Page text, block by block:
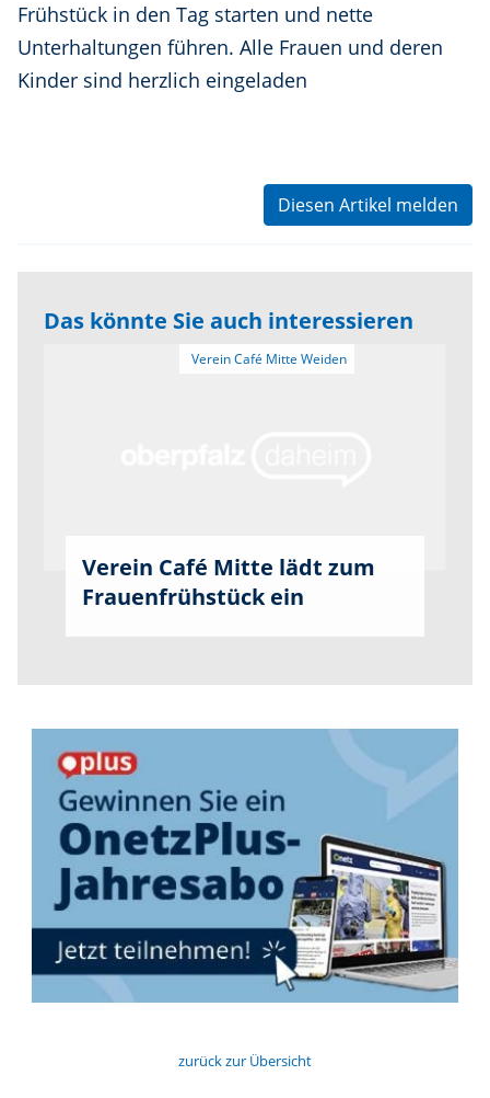
Frühstück in den Tag starten und nette
Unterhaltungen führen. Alle Frauen und deren
Kinder sind herzlich eingeladen
Diesen Artikel melden
Das könnte Sie auch interessieren
Verein Café Mitte Weiden
Verein Café Mitte lädt zum
Frauenfrühstück ein
zurück zur Übersicht